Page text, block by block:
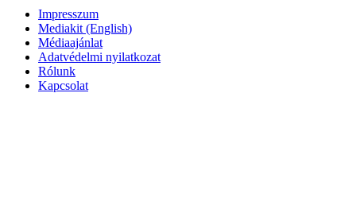
Impresszum
Mediakit (English)
Médiaajánlat
Adatvédelmi nyilatkozat
Rólunk
Kapcsolat